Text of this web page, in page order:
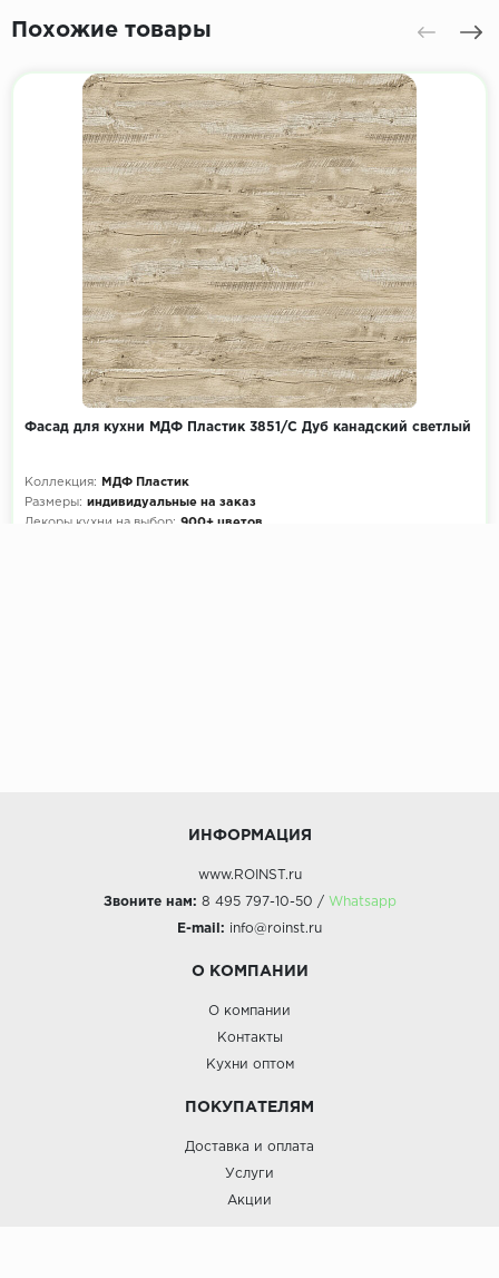
Похожие товары
Фасад для кухни МДФ Пластик 3851/C Дуб канадский светлый
Коллекция:
МДФ Пластик
Размеры: индивидуальные на заказ
Декоры кухни на выбор: 900+ цветов
ИНФОРМАЦИЯ
www.ROINST.ru
Звоните нам: 8 495 797-10-50 / Whatsapp
E-mail: info@roinst.ru
О КОМПАНИИ
О компании
Контакты
Кухни оптом
ПОКУПАТЕЛЯМ
Доставка и оплата
Услуги
Акции